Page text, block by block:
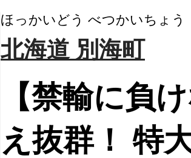
ほっかいどう べつかいちょう
北海道 別海町
【禁輸に負
え抜群！ 特